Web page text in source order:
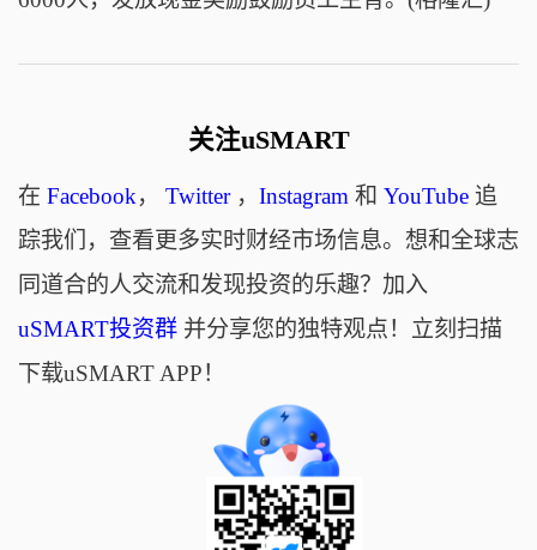
关注uSMART
在 Facebook， Twitter， Instagram 和 YouTube追
踪我们，查看更多实时财经市场信息。想和全球志
同道合的人交流和发现投资的乐趣？加入
uSMART投资群并分享您的独特观点！立刻扫描
下载uSMART APP！